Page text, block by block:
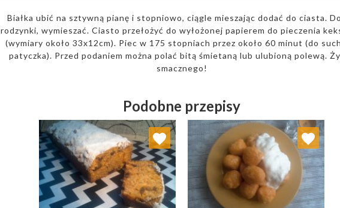
Białka ubić na sztywną pianę i stopniowo, ciągle mieszając dodać do ciasta.
rodzynki, wymieszać. Ciasto przełożyć do wyłożonej papierem do pieczenia
(wymiary około 33x12cm). Piec w 175 stopniach przez około 60 minut (do
patyczka). Przed podaniem można polać bitą śmietaną lub ulubioną polewą.
smacznego!
Podobne przepisy
Dodaj do ulubionych
Wybierz listę:
Dodaj do ulubionych
Wybierz listę: